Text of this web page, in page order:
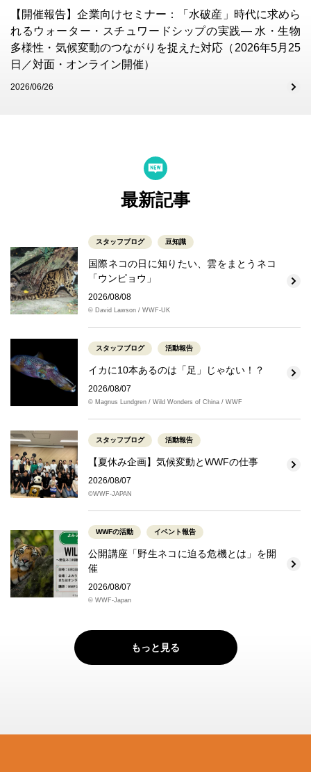
【開催報告】企業向けセミナー：「水破産」時代に求めら
れるウォーター・スチュワードシップの実践― 水・生物
多様性・気候変動のつながりを捉えた対応（2026年5月25
日／対面・オンライン開催）
2026/06/26
最新記事
スタッフブログ 豆知識
国際ネコの日に知りたい、雲をまとうネコ
「ウンピョウ」
2026/08/08
© David Lawson / WWF-UK
スタッフブログ 活動報告
イカに10本あるのは「足」じゃない！？
2026/08/07
© Magnus Lundgren / Wild Wonders of China / WWF
スタッフブログ 活動報告
【夏休み企画】気候変動とWWFの仕事
2026/08/07
©WWF-JAPAN
WWFの活動 イベント報告
公開講座「野生ネコに迫る危機とは」を開
催
2026/08/07
© WWF-Japan
もっと見る